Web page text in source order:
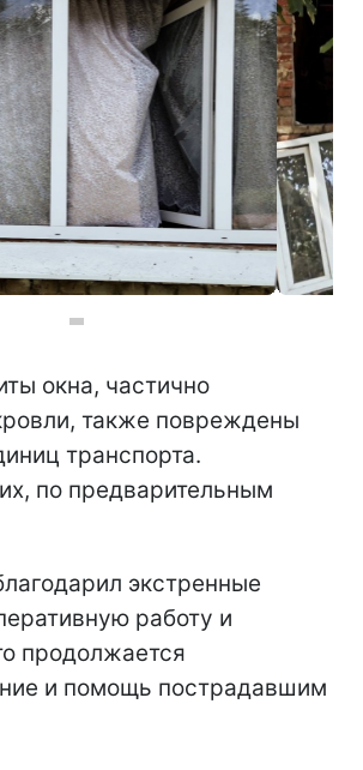
окна, частично
также повреждены
транспорта.
по предварительным
экстренные
работу и
продолжается
и помощь пострадавшим